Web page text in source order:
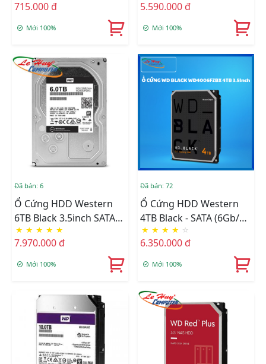
715.000 đ
Mới 100%
5.590.000 đ
Mới 100%
Đã bán: 6
Ổ Cứng HDD Western
6TB Black 3.5inch SATA
III 128MB Cache
7200RPM (WD6004FZBX)
★ ★ ★ ★ ★
7.970.000 đ
Mới 100%
Đã bán: 72
Ổ Cứng HDD Western
4TB Black - SATA (6Gb/s)
- 7200 Rpm,256M-
WD4006FZBX
★ ★ ★ ★ ☆
6.350.000 đ
Mới 100%